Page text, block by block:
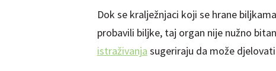
Dok se kralježnjaci koji se hrane
probavili biljke, taj organ nije nužno
istraživanja sugeriraju da može